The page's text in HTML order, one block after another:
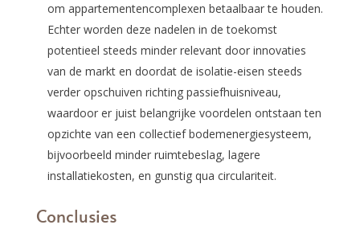
om appartementencomplexen betaalbaar te houden.
Echter worden deze nadelen in de toekomst
potentieel steeds minder relevant door innovaties
van de markt en doordat de isolatie-eisen steeds
verder opschuiven richting passiefhuisniveau,
waardoor er juist belangrijke voordelen ontstaan ten
opzichte van een collectief bodemenergiesysteem,
bijvoorbeeld minder ruimtebeslag, lagere
installatiekosten, en gunstig qua circulariteit.
Conclusies